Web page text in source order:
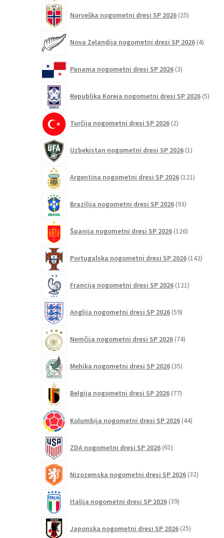
Norveška nogometni dresi SP 2026 25izdelkov
Nova Zelandija nogometni dresi SP 2026 4izdelki
Panama nogometni dresi SP 2026 3izdelki
Republika Koreja nogometni dresi SP 2026 5
Turčija nogometni dresi SP 2026 2izdelka
Uzbekistan nogometni dresi SP 2026 1izdelek
Argentina nogometni dresi SP 2026 121izdelkov
Brazilija nogometni dresi SP 2026 93izdelkov
Španija nogometni dresi SP 2026 126izdelkov
Portugalska nogometni dresi SP 2026 142
Francija nogometni dresi SP 2026 121izdelkov
Anglija nogometni dresi SP 2026 59izdelkov
Nemčija nogometni dresi SP 2026 74izdelkov
Mehika nogometni dresi SP 2026 35izdelkov
Belgija nogometni dresi SP 2026 77izdelkov
Kolumbija nogometni dresi SP 2026 44izdelkov
ZDA nogometni dresi SP 2026 61izdelkov
Nizozemska nogometni dresi SP 2026 32izdelkov
Italija nogometni dresi SP 2026 39izdelkov
Japonska nogometni dresi SP 2026 25izdelkov